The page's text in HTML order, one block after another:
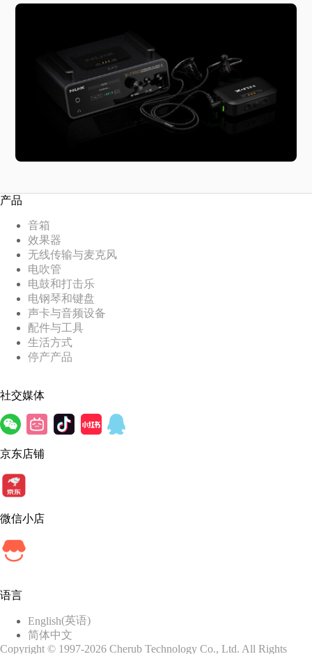
产品
音箱
效果器
无线传输与麦克风
电吹管
电鼓和打击乐
电钢琴和键盘
声卡与音频设备
配件与工具
生活方式
停产产品
社交媒体
京东店铺
微信小店
语言
English(英语)
简体中文
Copyright © 1997-2026 Cherub Technology Co., Ltd. All Rights